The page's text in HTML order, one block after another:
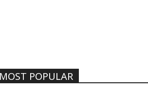
MOST POPULAR